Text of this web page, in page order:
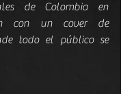
de Colombia en
con un cover de
todo el público se